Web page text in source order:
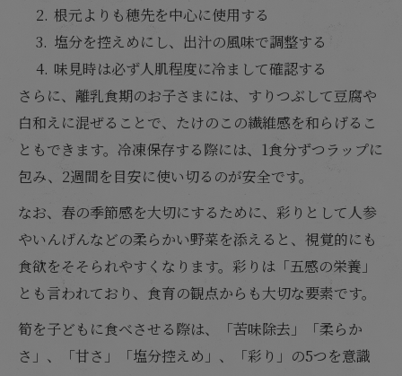
根元よりも穂先を中心に使用する
塩分を控えめにし、出汁の風味で調整する
味見時は必ず人肌程度に冷まして確認する
さらに、離乳食期のお子さまには、すりつぶして豆腐や
白和えに混ぜることで、たけのこの繊維感を和らげるこ
ともできます。冷凍保存する際には、1食分ずつラップに
包み、2週間を目安に使い切るのが安全です。
なお、春の季節感を大切にするために、彩りとして人参
やいんげんなどの柔らかい野菜を添えると、視覚的にも
食欲をそそられやすくなります。彩りは「五感の栄養」
とも言われており、食育の観点からも大切な要素です。
筍を子どもに食べさせる際は、「苦味除去」「柔らか
さ」、「甘さ」「塩分控えめ」、「彩り」の5つを意識